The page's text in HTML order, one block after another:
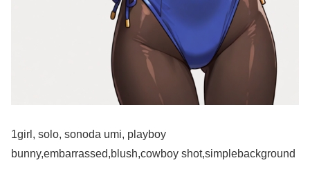
1girl, solo, sonoda umi, playboy
bunny,embarrassed,blush,cowboy shot,simplebackground